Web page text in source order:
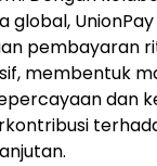
UnionPay
pembayaran
membentuk
dan